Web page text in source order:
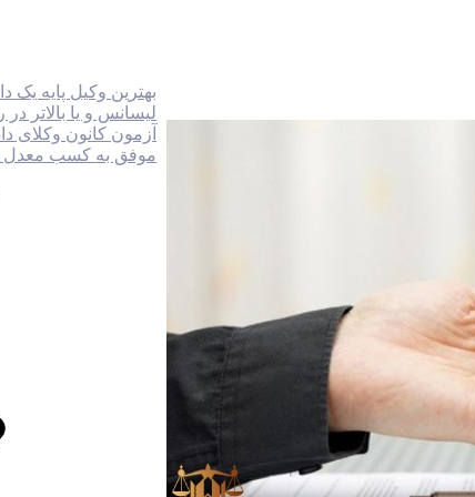
بهترین وکیل پایه
لیسانس و یا بالاتر
آزمون کانون وکلای
موفق به کسب معدل و